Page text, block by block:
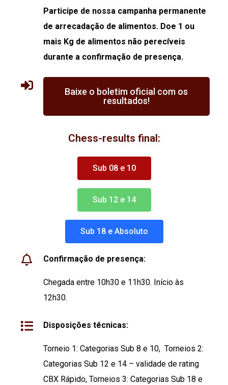
Participe de nossa campanha permanente
de arrecadação de alimentos. Doe 1 ou
mais Kg de alimentos não perecíveis
durante a confirmação de presença.
Baixe o boletim oficial com os
resultados!
Chess-results final:
Sub 08 e 10
Sub 12 e 14
Sub 18 e Absoluto
Confirmação de presença:
Chegada entre 10h30 e 11h30. Início às
12h30.
Disposições técnicas:
Torneio 1: Categorias Sub 8 e 10, Torneios 2:
Categorias Sub 12 e 14 – validade de rating
CBX Rápido, Torneios 3: Categorias Sub 18 e